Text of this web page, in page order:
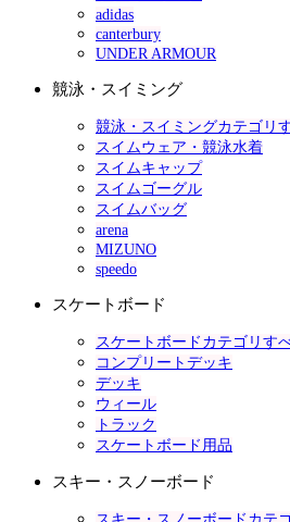
adidas
canterbury
UNDER ARMOUR
競泳・スイミング
競泳・スイミングカテゴリ
スイムウェア・競泳水着
スイムキャップ
スイムゴーグル
スイムバッグ
arena
MIZUNO
speedo
スケートボード
スケートボードカテゴリす
コンプリートデッキ
デッキ
ウィール
トラック
スケートボード用品
スキー・スノーボード